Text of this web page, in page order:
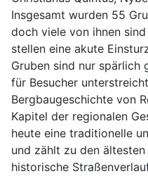
Insgesamt wurden 55
doch viele von ihnen
stellen eine akute
Gruben sind nur spärlich
für Besucher
Bergbaugeschichte von
Kapitel der regionalen
heute eine traditionelle
und zählt zu den
historische